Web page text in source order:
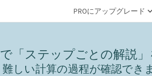
PROにアップグレード
で「ステップごとの解説」
難しい計算の過程が確認でき